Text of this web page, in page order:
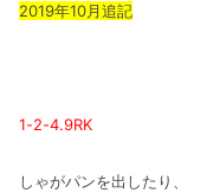
2019年10月追記
1-2-4.9RK
しゃがパンを出したり、